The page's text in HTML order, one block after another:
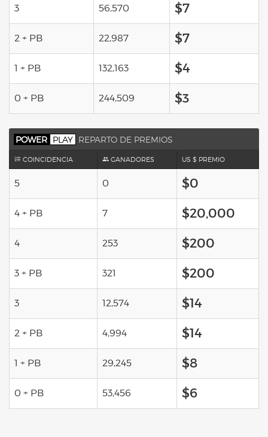
3 56,570 $7
2 + PB 22,987 $7
1 + PB 132,163 $4
0 + PB 244,509 $3
POWER PLAY REPARTO DE PREMIOS
COINCIDENCIA GANADORES US $ PREMIO
5 0 $0
4 + PB 7 $20,000
4 253 $200
3 + PB 321 $200
3 12,574 $14
2 + PB 4,994 $14
1 + PB 29,245 $8
0 + PB 53,456 $6